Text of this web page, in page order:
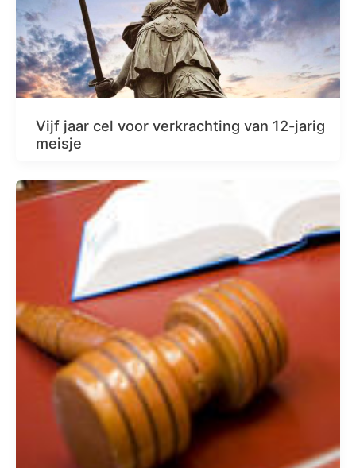
Vijf jaar cel voor verkrachting van 12-jarig
meisje